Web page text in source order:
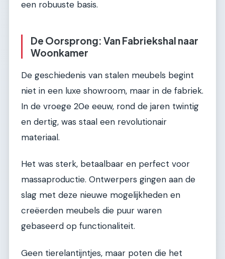
een robuuste basis.
De Oorsprong: Van Fabriekshal naar
Woonkamer
De geschiedenis van stalen meubels begint
niet in een luxe showroom, maar in de fabriek.
In de vroege 20e eeuw, rond de jaren twintig
en dertig, was staal een revolutionair
materiaal.
Het was sterk, betaalbaar en perfect voor
massaproductie. Ontwerpers gingen aan de
slag met deze nieuwe mogelijkheden en
creëerden meubels die puur waren
gebaseerd op functionaliteit.
Geen tierelantijntjes, maar poten die het